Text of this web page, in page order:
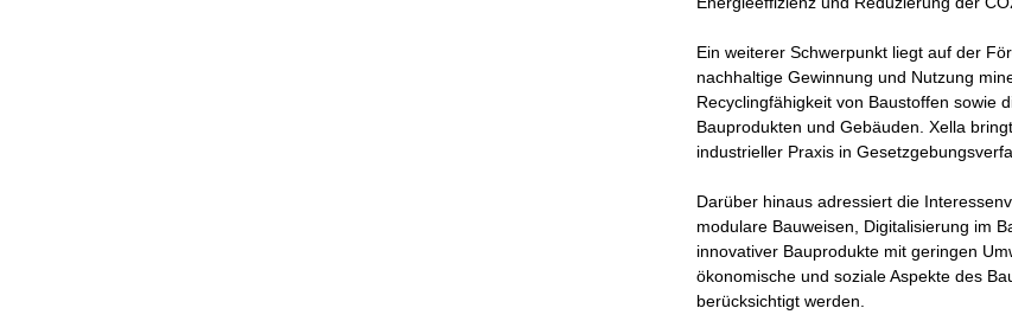
Ein weiterer Schwerpunkt liegt auf der
nachhaltige Gewinnung und Nutzung
Recyclingfähigkeit von Baustoffen sowie
Bauprodukten und Gebäuden. Xella
industrieller Praxis in
Darüber hinaus adressiert die
modulare Bauweisen, Digitalisierung im
innovativer Bauprodukte mit geringen
ökonomische und soziale Aspekte des
berücksichtigt werden.